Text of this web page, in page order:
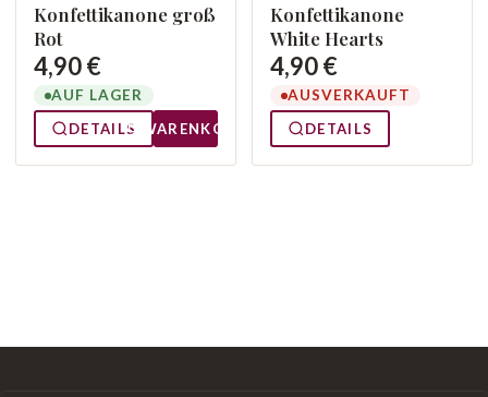
Konfettikanone groß
Rot
4,90 €
AUF LAGER
DETAILS
WARENKORB
Konfettikanone
White Hearts
4,90 €
AUSVERKAUFT
DETAILS